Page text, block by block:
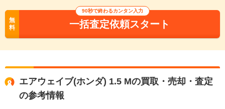
無
料
90秒で終わるカンタン入力
一括査定依頼スタート
エアウェイブ(ホンダ) 1.5 Mの買取・売却・査定
の参考情報